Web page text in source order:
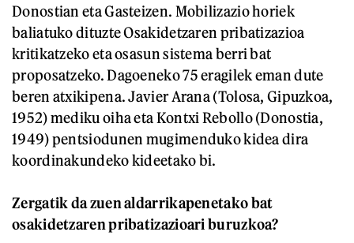
Donostian eta Gasteizen. Mobilizazio horiek
baliatuko dituzte Osakidetzaren pribatizazioa
kritikatzeko eta osasun sistema berri bat
proposatzeko. Dagoeneko 75 eragilek eman dute
beren atxikipena. Javier Arana (Tolosa, Gipuzkoa,
1952) mediku oiha eta Kontxi Rebollo (Donostia,
1949) pentsiodunen mugimenduko kidea dira
koordinakundeko kideetako bi.
Zergatik da zuen aldarrikapenetako bat
osakidetzaren pribatizazioari buruzkoa?